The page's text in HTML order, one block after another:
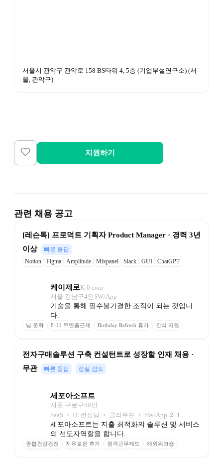
서울시 관악구 관악로 158 BS타워 4, 5층 (기업부설연구소) (서
울, 관악구)
지원하기
관련 채용 공고
[레슨톡] 프로덕트 기획자 Product Manager · 경력 3년
이상
빠른 응답
Notion
Figma Amplitude Mixpanel Slack GUI
ChatGPT
케이제로K-0 corp
서울 강남구4인 SW/App
기술을 통해 필수불가결한 조직이 되는 것입니
다.
님 문화 8-11 유연출근제 Birthday Refresh 휴가 간식 지원
전자구매솔루션 구축 컨설턴트로 성장할 인재 채용 ·
무관
빠른 응답 성실 검토
세포아소프트
서울 구로구50인
SaaS ‧ IT 컨설팅 ‧ 클라우드 ‧ SW/App 외 1
세포아소프트는 지출 최적화의 솔루션 및 서비스
의 선도자역할을 합니다.
종합건강검진 자유로운 휴가 원격근무제도
해외워크숍